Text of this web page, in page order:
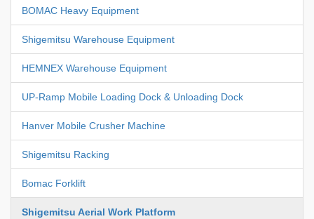
BOMAC Heavy Equipment
Shigemitsu Warehouse Equipment
HEMNEX Warehouse Equipment
UP-Ramp Mobile Loading Dock & Unloading Dock
Hanver Mobile Crusher Machine
Shigemitsu Racking
Bomac Forklift
Shigemitsu Aerial Work Platform